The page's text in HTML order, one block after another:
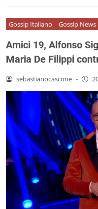
Gossip Italiano Gossip News
Amici 19, Alfonso
Maria De Filippi
sebastianocascone -